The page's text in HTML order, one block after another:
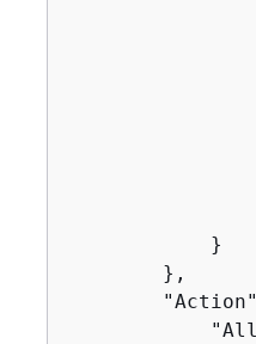
            }
        },